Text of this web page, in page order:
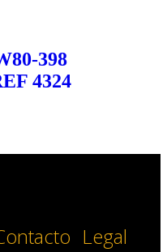
398
4324
Legal